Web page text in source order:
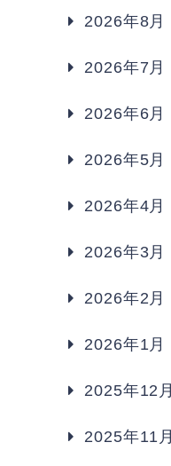
2026年8月
2026年7月
2026年6月
2026年5月
2026年4月
2026年3月
2026年2月
2026年1月
2025年12月
2025年11月